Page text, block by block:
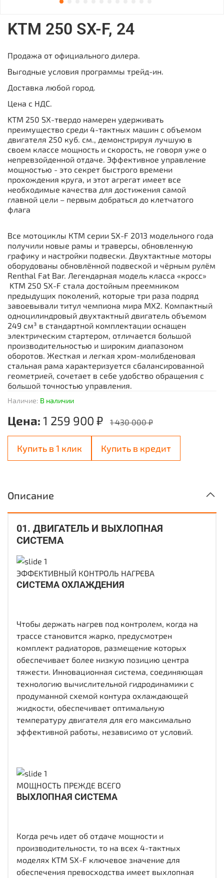
Наличие: В наличии
KTM 250 SX-F, 24
Цена: 1 259 900 ₽ 1 430 000 ₽
Купить в 1 клик Купить в кредит
Продажа от официального дилера.
Выгодные условия программы трейд-ин.
Доставка любой город.
Цена с НДС.
KTM 250 SX-твердо намерен удерживать
преимущество среди 4-тактных машин с объемом
двигателя 250 куб. см., демонстрируя лучшую в
своем классе мощность и скорость, не говоря уже о
непревзойденной отдаче. Эффективное управление
мощностью - это секрет быстрого времени
прохождения круга, и этот агрегат имеет все
необходимые качества для достижения самой
главной цели – первым добраться до клетчатого
флага
Все мотоциклы КТМ серии SX-F 2013 модельного года
получили новые рамы и траверсы, обновленную
графику и настройки подвески. Двухтактные моторы
оборудованы обновлённой подвеской и чёрным рулём
Renthal Fat Bar. Легендарная модель класса «кросс»
KTM 250 SX-F стала достойным преемником
предыдущих поколений, которые три раза подряд
завоевывали титул чемпиона мира MX2. Компактный
одноцилиндровый двухтактный двигатель объемом
249 см³ в стандартной комплектации оснащен
электрическим стартером, отличается большой
производительностью и широким диапазоном
оборотов. Жесткая и легкая хром-молибденовая
стальная рама характеризуется сбалансированной
геометрией, сочетает в себе удобство обращения с
большой точностью управления.
Описание
01. ДВИГАТЕЛЬ И ВЫХЛОПНАЯ
СИСТЕМА
ЭФФЕКТИВНЫЙ КОНТРОЛЬ НАГРЕВА
СИСТЕМА ОХЛАЖДЕНИЯ
Чтобы держать нагрев под контролем, когда на
трассе становится жарко, предусмотрен
комплект радиаторов, размещение которых
обеспечивает более низкую позицию центра
тяжести. Инновационная система, соединяющая
технологию вычислительной гидродинамики с
продуманной схемой контура охлаждающей
жидкости, обеспечивает оптимальную
температуру двигателя для его максимально
эффективной работы, независимо от условий.
МОЩНОСТЬ ПРЕЖДЕ ВСЕГО
ВЫХЛОПНАЯ СИСТЕМА
Когда речь идет об отдаче мощности и
производительности, то на всех 4-тактных
моделях KTM SX-F ключевое значение для
обеспечения превосходства имеет выхлопная